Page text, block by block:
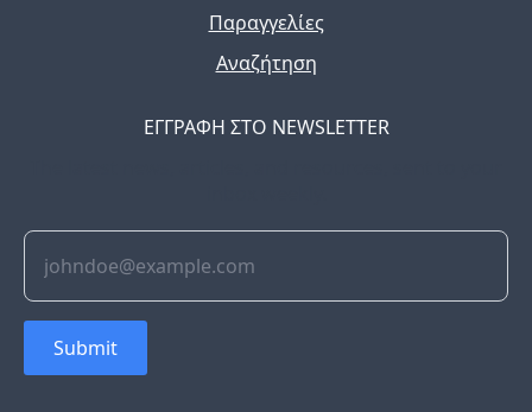
Παραγγελίες
Αναζήτηση
ΕΓΓΡΑΦΗ ΣΤΟ NEWSLETTER
Submit